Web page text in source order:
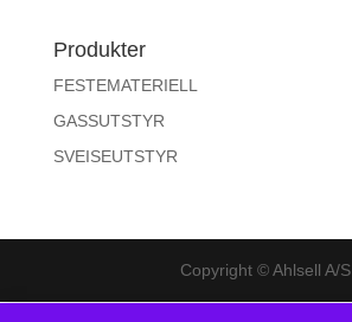
Produkter
FESTEMATERIELL
GASSUTSTYR
SVEISEUTSTYR
Copyright © Ahlsell A/S